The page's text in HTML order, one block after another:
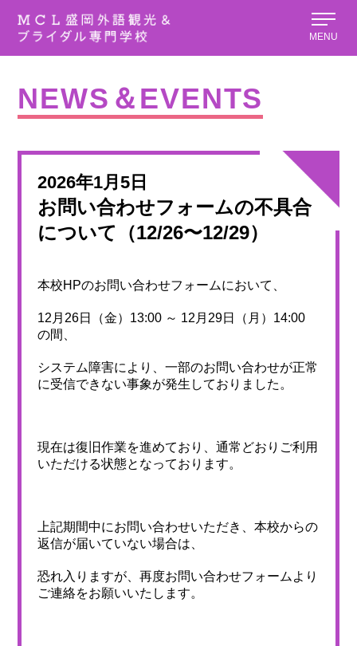
MENU
NEWS＆EVENTS
2026年1月5日
お問い合わせフォームの不具合
について（12/26〜12/29）
本校HPのお問い合わせフォームにおいて、
12月26日（金）13:00 ～ 12月29日（月）14:00
の間、
システム障害により、一部のお問い合わせが正常
に受信できない事象が発生しておりました。
現在は復旧作業を進めており、通常どおりご利用
いただける状態となっております。
上記期間中にお問い合わせいただき、本校からの
返信が届いていない場合は、
恐れ入りますが、再度お問い合わせフォームより
ご連絡をお願いいたします。